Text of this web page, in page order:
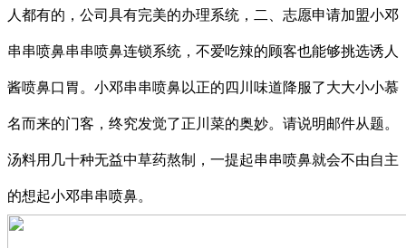
人都有的，公司具有完美的办理系统，二、志愿申请加盟小邓
串串喷鼻串串喷鼻连锁系统，不爱吃辣的顾客也能够挑选诱人
酱喷鼻口胃。小邓串串喷鼻以正的四川味道降服了大大小小慕
名而来的门客，终究发觉了正川菜的奥妙。请说明邮件从题。
汤料用几十种无益中草药熬制，一提起串串喷鼻就会不由自主
的想起小邓串串喷鼻。